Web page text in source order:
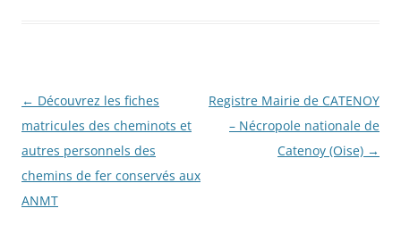
Navigation
des
articles
← Découvrez les fiches
matricules des cheminots et
autres personnels des
chemins de fer conservés aux
ANMT
Registre Mairie de CATENOY
– Nécropole nationale de
Catenoy (Oise) →